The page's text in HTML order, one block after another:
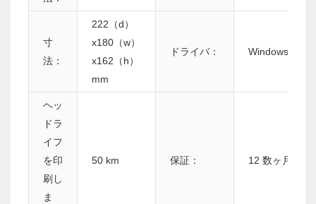
寸
法：
222（d）
x180（w）
x162（h）
mm
ドライバ： Windows/
ヘッ
ドラ
イフ
を印
刷し
ま
50 km 保証： 12 数ヶ月